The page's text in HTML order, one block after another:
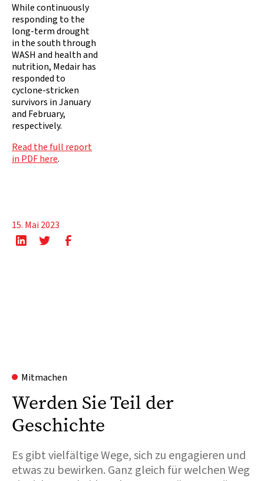
While continuously
responding to the
long-term drought
in the south through
WASH and health and
nutrition, Medair has
responded to
cyclone-stricken
survivors in January
and February,
respectively.
Read the full report
in PDF here.
15. Mai 2023
Mitmachen
Werden Sie Teil der
Geschichte
Es gibt vielfältige Wege, sich zu engagieren und
etwas zu bewirken. Ganz gleich für welchen Weg